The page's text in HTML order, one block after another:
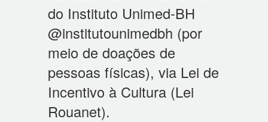
do Instituto Unimed-BH
@institutounimedbh (por
meio de doações de
pessoas físicas), via Lei de
Incentivo à Cultura (Lei
Rouanet).